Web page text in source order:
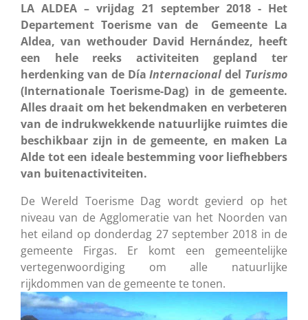
LA ALDEA – vrijdag 21 september 2018 - Het
Departement Toerisme van de Gemeente La
Aldea, van wethouder David Hernández, heeft
een hele reeks activiteiten gepland ter
herdenking van de DíaInternacional del Turismo
(Internationale Toerisme-Dag) in de gemeente.
Alles draait om het bekendmaken en verbeteren
van de indrukwekkende natuurlijke ruimtes die
beschikbaar zijn in de gemeente, en maken La
Alde tot een ideale bestemming voor liefhebbers
van buitenactiviteiten.
De Wereld Toerisme Dag wordt gevierd op het
niveau van de Agglomeratie van het Noorden van
het eiland op donderdag 27 september 2018 in de
gemeente Firgas. Er komt een gemeentelijke
vertegenwoordiging om alle natuurlijke
rijkdommen van de gemeente te tonen.